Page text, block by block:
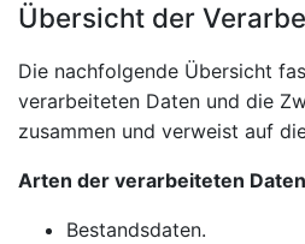
Übersicht der
Die nachfolgende Übersicht
verarbeiteten Daten und die
zusammen und verweist auf
Arten der verarbeiteten Daten
Bestandsdaten.